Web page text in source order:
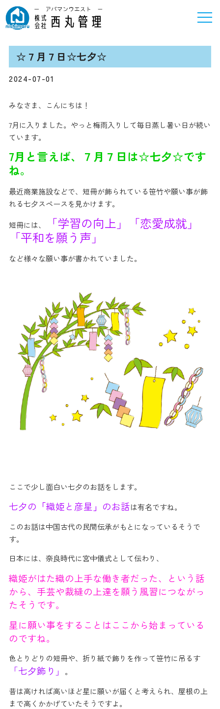
☆７月７日☆七夕☆
2024-07-01
みなさま、こんにちは！
7月に入りました。やっと梅雨入りして毎日蒸し暑い日が続い
ています。
7月と言えば、７月７日は☆七夕☆です
ね。
最近商業施設などで、短冊が飾られている笹竹や願い事が飾
れる七夕スペースを見かけます。
短冊には、 「学習の向上」
「恋愛成就」
「平和を願う声」
など様々な願い事が書かれていました。
ここで少し面白い七夕のお話をします。
七夕の 「織姫と彦星 」 のお話は有名ですね。
このお話は中国古代の民間伝承がもとになっているそうで
す。
日本には、奈良時代に宮中儀式として伝わり、
織姫がはた織の上手な働き者だった、という話
から、手芸や裁縫の上達を願う風習につながっ
たそうです。
星に願い事をすることはここから始まっている
のですね。
色とりどりの短冊や、折り紙で飾りを作って笹竹に吊るす
「七夕飾り」
。
昔は高ければ高いほど星に願いが届くと考えられ、屋根の上
まで高くかかげていたそうですよ。